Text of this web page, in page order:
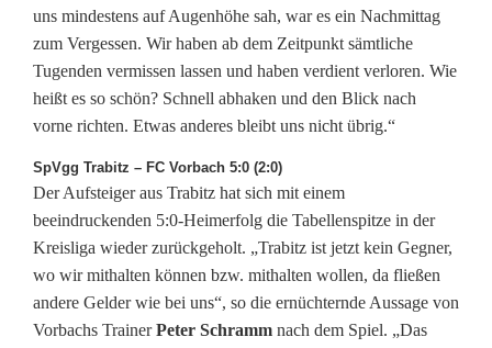
t
e
r
uns mindestens auf Augenhöhe sah, war es ein Nachmittag
zum Vergessen. Wir haben ab dem Zeitpunkt sämtliche
Tugenden vermissen lassen und haben verdient verloren. Wie
heißt es so schön? Schnell abhaken und den Blick nach
vorne richten. Etwas anderes bleibt uns nicht übrig.“
SpVgg Trabitz – FC Vorbach 5:0 (2:0)
Der Aufsteiger aus Trabitz hat sich mit einem
beeindruckenden 5:0-Heimerfolg die Tabellenspitze in der
Kreisliga wieder zurückgeholt. „Trabitz ist jetzt kein Gegner,
wo wir mithalten können bzw. mithalten wollen, da fließen
andere Gelder wie bei uns“, so die ernüchternde Aussage von
Vorbachs TrainerPeter Schramm nach dem Spiel. „Das